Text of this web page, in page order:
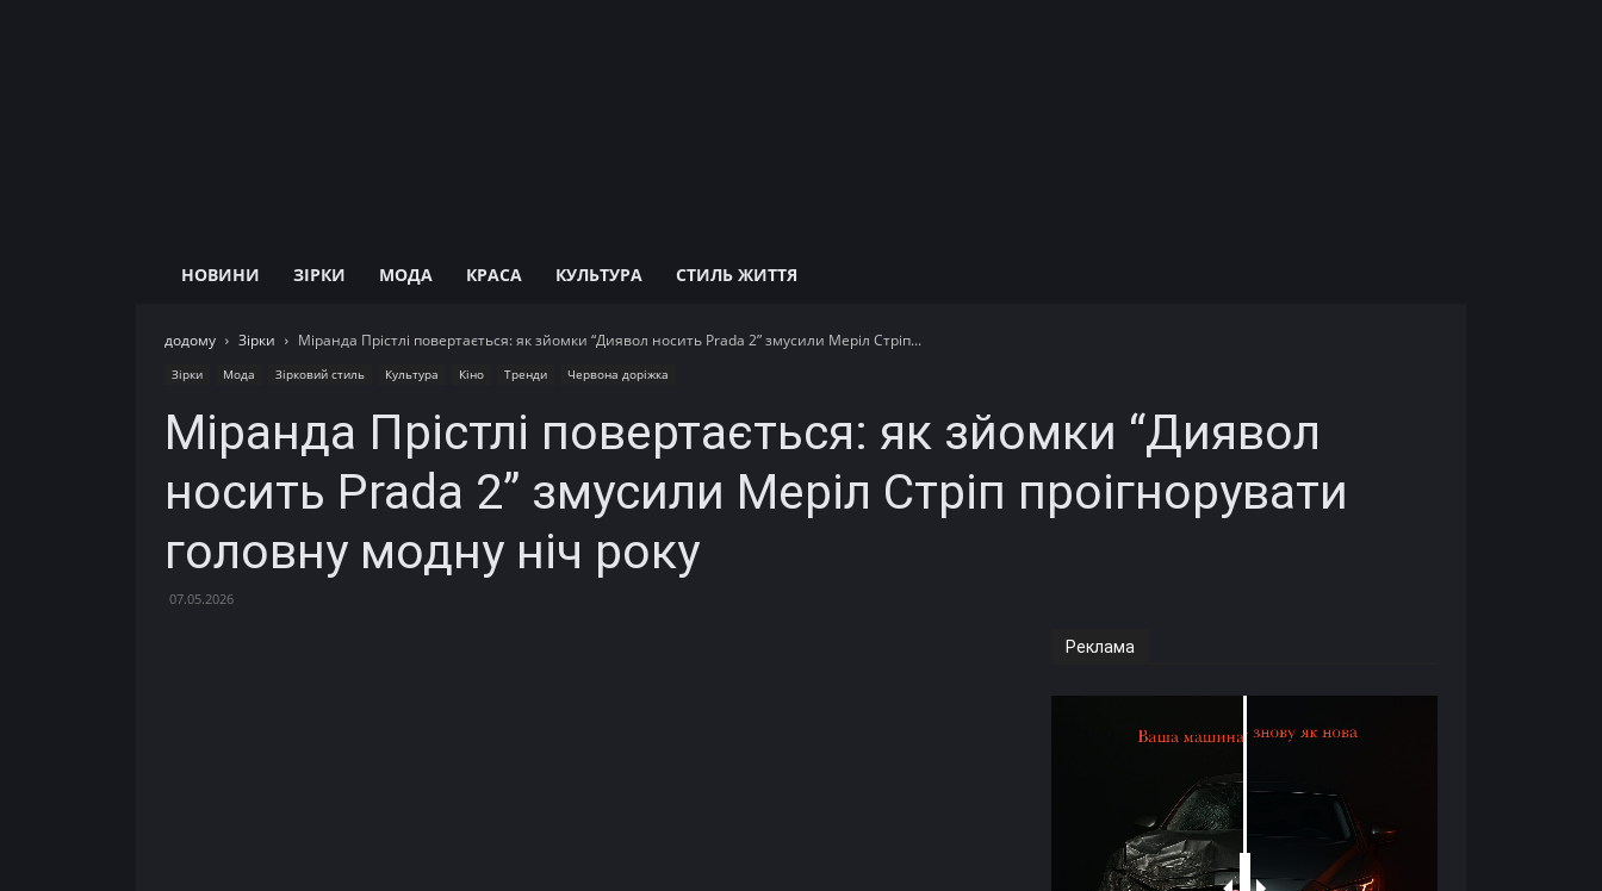
НОВИНИ ЗІРКИ МОДА КРАСА КУЛЬТУРА СТИЛЬ ЖИТТЯ
додому Зірки Міранда Прістлі повертається: як зйомки “Диявол носить Prada 2” змусили Меріл Стріп...
Зірки Мода Зірковий стиль Культура Кіно Тренди Червона доріжка
Міранда Прістлі повертається: як зйомки “Диявол
носить Prada 2” змусили Меріл Стріп проігнорувати
головну модну ніч року
07.05.2026
Реклама